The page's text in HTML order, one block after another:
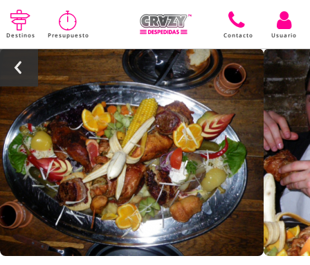
Destinos Presupuesto Contacto Usuario